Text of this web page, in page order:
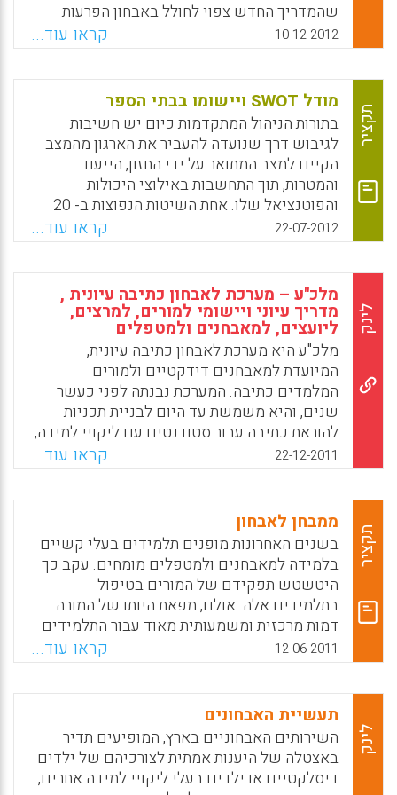
שהמדריך החדש צפוי לחולל באבחון הפרעות
למידה והפרעות קשב וריכוז צופה עלייה במספר
המאובחנים שיהיו זכאים להקלות בבחינות בבתי
הספר ובאקדמיה. הדו"ח, שמתפרסם החודש
מתייחס להשפעות הצפויות של המהדורה החדשה
בעשר מדינות ובהן ישראל ( דן אבן).
WhatsApp
Facebook
Email
X
10-12-2012 קראו עוד...
תקציר
מודל SWOT ויישומו בבתי הספר
בתורות הניהול המתקדמות כיום יש חשיבות
לגיבוש דרך שנועדה להעביר את הארגון מהמצב
הקיים למצב המתואר על ידי החזון, הייעוד
והמטרות, תוך התחשבות באילוצי היכולות
והפוטנציאל שלו. אחת השיטות הנפוצות ב- 20
השנים האחרונות היא SWOT שנועדה להציע
אסטרטגיות המבטיחות הלימה מרבית בין המערכת
הפנימית של הארגון לסביבה העסקית. האם מודל
הSWOT מיושם בתחומי החינוך ?
WhatsApp
Facebook
Email
X
22-07-2012 קראו עוד...
לינק
מלכ"ע – מערכת לאבחון כתיבה עיונית ,
מדריך עיוני ויישומי למורים, למרצים,
ליועצים, למאבחנים ולמטפלים
מלכ"ע היא מערכת לאבחון כתיבה עיונית,
המיועדת למאבחנים דידקטיים ולמורים
המלמדים כתיבה. המערכת נבנתה לפני כעשר
שנים, והיא משמשת עד היום לבניית תכניות
להוראת כתיבה עבור סטודנטים עם ליקויי למידה,
הלומדים במכינות הקיץ של מרכז התמיכה
"חממה" במכללה האקדמית תל-חי. כמו כן היא
יכולה לשמש לאבחון ולשיפור הכתיבה העיונית
של תלמידים מגיל עשר. המערכת בוחנת את
תהליך הכתיבה, את איכות הכתיבה ואת תפיסתו
העצמית של הכותב ( אורית דהן, יעל מלצר, נעמי
הדס לידור ) .
WhatsApp
Facebook
Email
X
22-12-2011 קראו עוד...
תקציר
ממבחן לאבחון
בשנים האחרונות מופנים תלמידים בעלי קשיים
בלמידה למאבחנים ולמטפלים מומחים. עקב כך
היטשטש תפקידם של המורים בטיפול
בתלמידים אלה. אולם, מפאת היותו של המורה
דמות מרכזית ומשמעותית מאוד עבור התלמידים
בכלל ותלמידים בעלי לקויות למידה בפרט, לא
ניתן להפחית בחשיבותם עבור אלה האחרונים.
בהיותם מומחים בתחום הלמידה יש למורים
משמעות כפולה עבור תלמידים לקויי למידה: הם
מאתרים ומאבחנים אותם. רק מורה הבא במגע
מעמיק ומתמשך עם תלמידיו יכול ליצור ידע
שעשוי לסייע להם. התלמידים מאותתים לו –
בהפסקות, בשיעורים, בתוצרי הבעה בכתב ובעל
12-06-2011 קראו עוד...
לינק
תעשיית האבחונים
השירותים האבחוניים בארץ, המופיעים תדיר
באצטלה של היענות אמתית לצורכיהם של ילדים
דיסלקטיים או ילדים בעלי ליקויי למידה אחרים,